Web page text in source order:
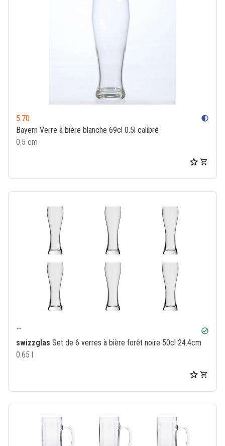
5.70 contrast
Bayern Verre à bière blanche 69cl 0.5l calibré
0.5 cm
check_circle
swizzglas Set de 6 verres à bière forêt noire 50cl 24.4cm
0.65 l